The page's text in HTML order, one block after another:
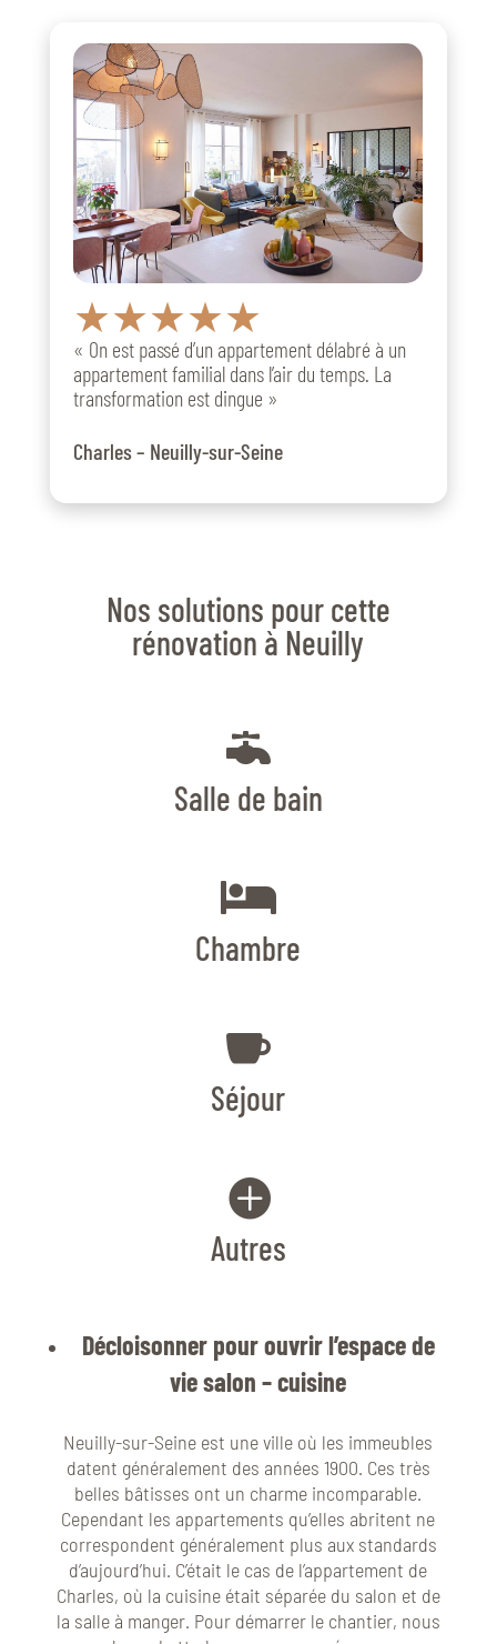
★★★★★
« On est passé d’un appartement délabré à un
appartement familial dans l’air du temps. La
transformation est dingue »
Charles – Neuilly-sur-Seine
Nos solutions pour cette
rénovation à Neuilly

Salle de bain

Chambre

Séjour

Autres
Décloisonner pour ouvrir l’espace de
vie salon – cuisine
Neuilly-sur-Seine est une ville où les immeubles
datent généralement des années 1900. Ces très
belles bâtisses ont un charme incomparable.
Cependant les appartements qu’elles abritent ne
correspondent généralement plus aux standards
d’aujourd’hui. C’était le cas de l’appartement de
Charles, où la cuisine était séparée du salon et de
la salle à manger. Pour démarrer le chantier, nous